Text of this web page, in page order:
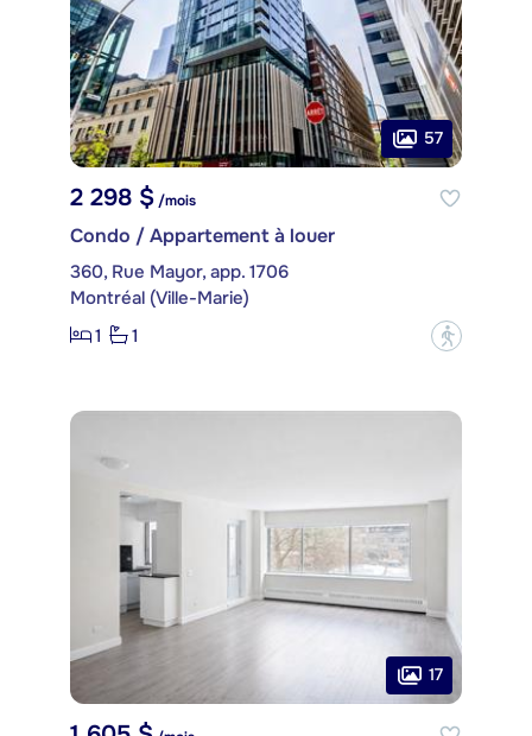
57
2 298 $ /mois
Condo / Appartement à louer
360, Rue Mayor, app. 1706
Montréal (Ville-Marie)
1
1 ?
17